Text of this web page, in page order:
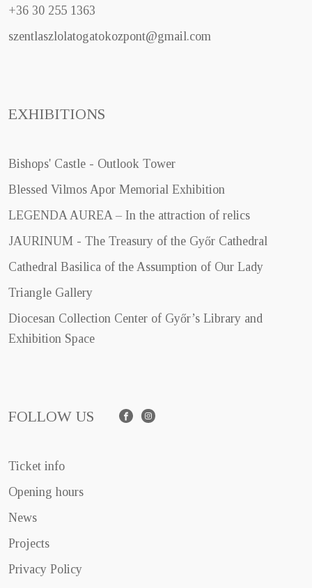
+36 30 255 1363
szentlaszlolatogatokozpont@gmail.com
EXHIBITIONS
Bishops' Castle - Outlook Tower
Blessed Vilmos Apor Memorial Exhibition
LEGENDA AUREA – In the attraction of relics
JAURINUM - The Treasury of the Győr Cathedral
Cathedral Basilica of the Assumption of Our Lady
Triangle Gallery
Diocesan Collection Center of Győr’s Library and
Exhibition Space
FOLLOW US FacebookInstagram
Ticket info
Opening hours
News
Projects
Privacy Policy